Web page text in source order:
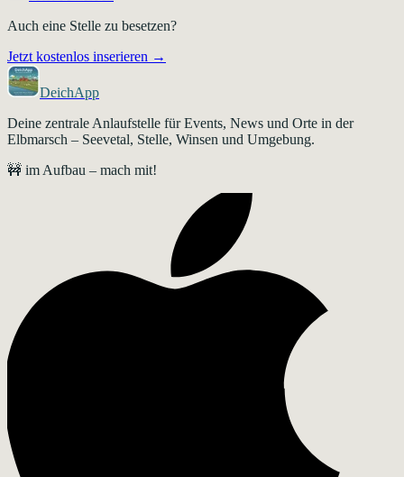
Auch eine Stelle zu besetzen?
Jetzt kostenlos inserieren →
DeichApp
Deine zentrale Anlaufstelle für Events, News und Orte in der
Elbmarsch – Seevetal, Stelle, Winsen und Umgebung.
🚧 im Aufbau – mach mit!